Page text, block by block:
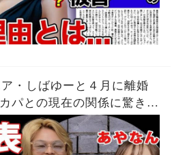
・しばゆーと４月に離婚
パとの現在の関係に驚きを
あやなん』夫婦の精神崩壊